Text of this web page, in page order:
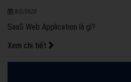
8/2/2020
SaaS Web Application là gì?
Xem chi tiết